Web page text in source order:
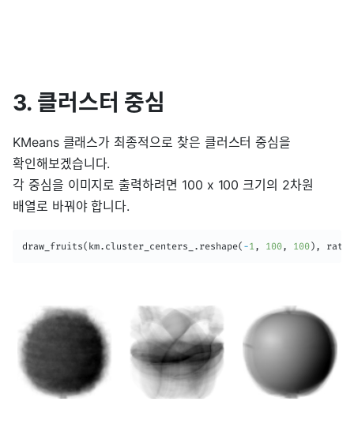
3. 클러스터 중심
KMeans 클래스가 최종적으로 찾은 클러스터 중심을
확인해보겠습니다.
각 중심을 이미지로 출력하려면 100 x 100 크기의 2차원
배열로 바꿔야 합니다.
draw_fruits( km. cluster_centers_ . reshape( -1, 100, 100) , ratio